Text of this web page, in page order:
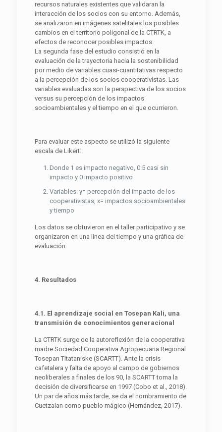
recursos naturales existentes que validaran la
interacción de los socios con su entorno. Además,
se analizaron en imágenes satelitales los posibles
cambios en el territorio poligonal de la CTRTK, a
efectos de reconocer posibles impactos.
La segunda fase del estudio consistió en la
evaluación de la trayectoria hacia la sostenibilidad
por medio de variables cuasi-cuantitativas respecto
a la percepción de los socios cooperativistas. Las
variables evaluadas son la perspectiva de los socios
versus su percepción de los impactos
socioambientales y el tiempo en el que ocurrieron.
Para evaluar este aspecto se utilizó la siguiente
escala de Likert:
Donde 1 es impacto negativo, 0.5 casi sin
impacto y 0 impacto positivo
Variables: y= percepción del impacto de los
cooperativistas, x= impactos socioambientales
y tiempo
Los datos se obtuvieron en el taller participativo y se
organizaron en una línea del tiempo y una gráfica de
evaluación.
4. Resultados
4.1. El aprendizaje social en Tosepan Kali, una
transmisión de conocimientos generacional
La CTRTK surge de la autoreflexión de la cooperativa
madre Sociedad Cooperativa Agropecuaria Regional
Tosepan Titataniske (SCARTT). Ante la crisis
cafetalera y falta de apoyo al campo de gobiernos
neoliberales a finales de los 90, la SCARTT toma la
decisión de diversificarse en 1997 (Cobo et al., 2018).
Un par de años más tarde, se da el nombramiento de
Cuetzalan como pueblo mágico (Hernández, 2017).